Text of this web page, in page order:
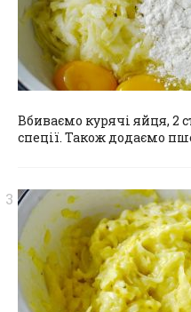
Вбиваємо курячі яйця, 2
спеції. Також додаємо